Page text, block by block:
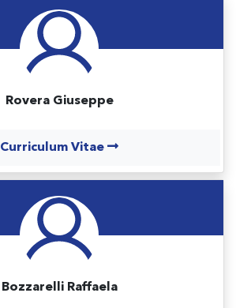
Rovera Giuseppe
Curriculum Vitae
Bozzarelli Raffaela